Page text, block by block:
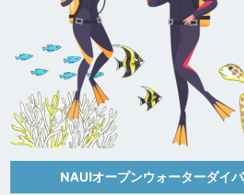
NAUIオープンウォーターダイ